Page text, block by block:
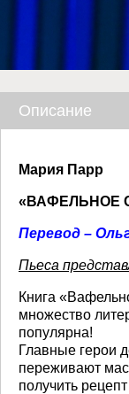
Описание
Мария Парр
«ВАФЕЛЬНОЕ
Перевод –
Пьеса
Книга
множество
популярна!
Главные герои
переживают
получить